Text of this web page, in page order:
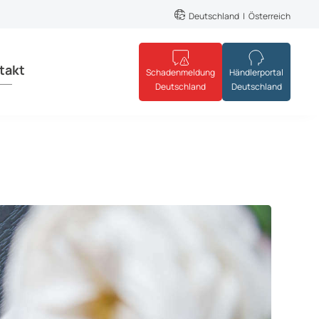
Deutschland Österreich
Händlerportal
Deutschland
Schadenmeldung
Deutschland